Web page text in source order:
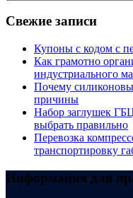
Свежие записи
Купоны c кодом с
Как грамотно
индустриального
Почему
причины
Набор заглушек
выбрать правильно
Перевозка
транспортировку
Информация для